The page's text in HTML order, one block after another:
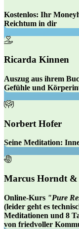
Kostenlos: Ihr
Reichtum in dir
Ricarda Kinnen
Auszug aus ihrem
Gefühle und
Norbert Hofer
Seine Meditation:
Marcus Horndt
Online-Kurs "Pure
(leider geht es
Meditationen und 8
von friedvoller